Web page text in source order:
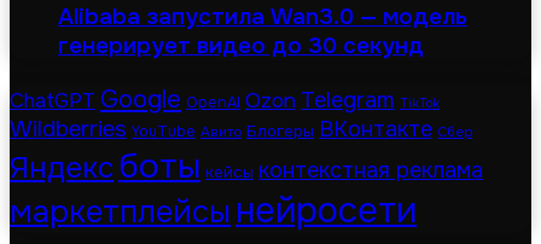
Alibaba запустила Wan3.0 — модель
генерирует видео до 30 секунд
ChatGPT Google OpenAI Ozon Telegram TikTok
Wildberries YouTube Авито Блогеры ВКонтакте Сбер
Яндексботы кейсы контекстная реклама
маркетплейсы нейросети